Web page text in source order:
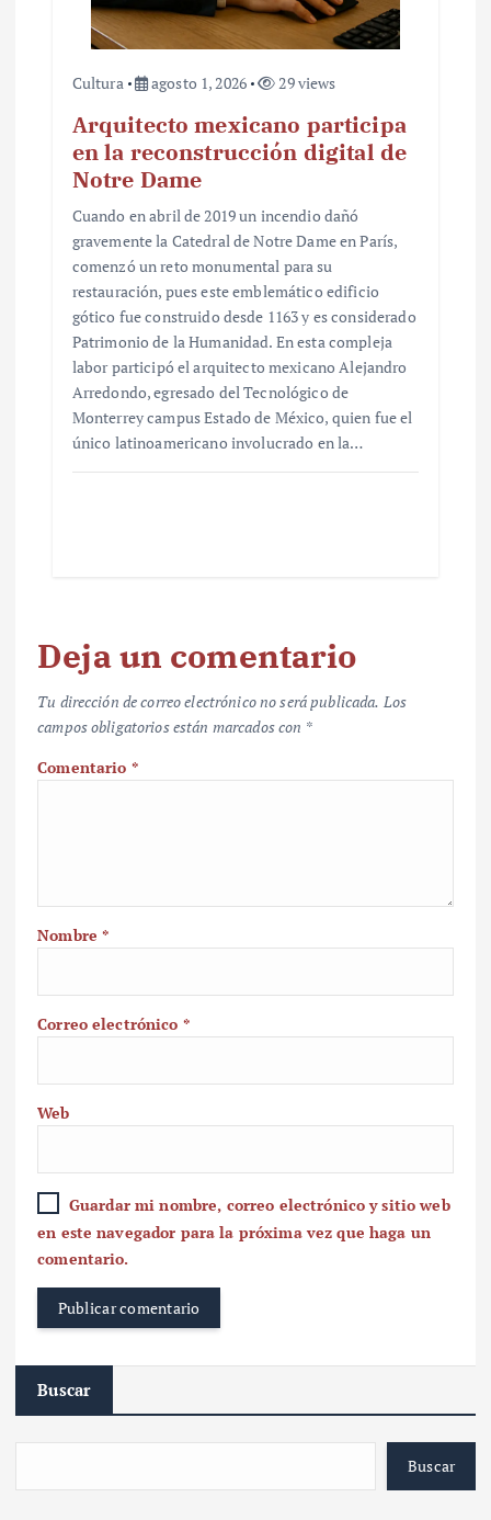
Cultura agosto 1, 2026 29 views
Arquitecto mexicano participa
en la reconstrucción digital de
Notre Dame
Cuando en abril de 2019 un incendio dañó
gravemente la Catedral de Notre Dame en París,
comenzó un reto monumental para su
restauración, pues este emblemático edificio
gótico fue construido desde 1163 y es considerado
Patrimonio de la Humanidad. En esta compleja
labor participó el arquitecto mexicano Alejandro
Arredondo, egresado del Tecnológico de
Monterrey campus Estado de México, quien fue el
único latinoamericano involucrado en la…
Deja un comentario
Tu dirección de correo electrónico no será publicada. Los
campos obligatorios están marcados con *
Comentario *
Nombre*
Correo electrónico *
Web
Guardar mi nombre, correo electrónico y sitio web
en este navegador para la próxima vez que haga un
comentario.
Buscar
Buscar